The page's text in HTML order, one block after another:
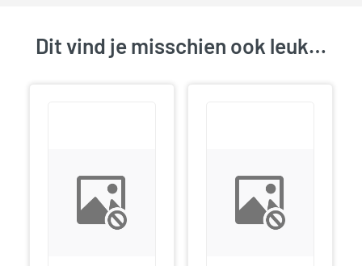
Dit vind je misschien ook leuk…